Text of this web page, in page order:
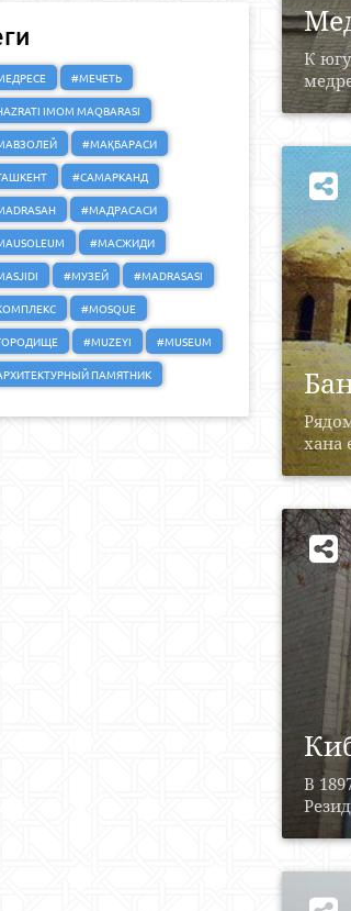
#МЕЧЕТЬ
IMOM MAQBARASI
#МАҚБАРАСИ
#САМАРКАНД
#МАДРАСАСИ
#МАСЖИДИ
#МУЗЕЙ
#MADRASASI
#MOSQUE
#MUZEYI
#MUSEUM
ПАМЯТНИК
К
хана
В